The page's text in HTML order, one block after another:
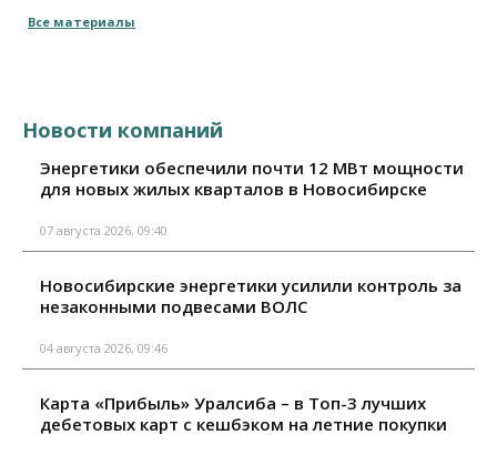
Все материалы
Новости компаний
Энергетики обеспечили почти 12 МВт мощности
для новых жилых кварталов в Новосибирске
07 августа 2026, 09:40
Новосибирские энергетики усилили контроль за
незаконными подвесами ВОЛС
04 августа 2026, 09:46
Карта «Прибыль» Уралсиба – в Топ-3 лучших
дебетовых карт с кешбэком на летние покупки